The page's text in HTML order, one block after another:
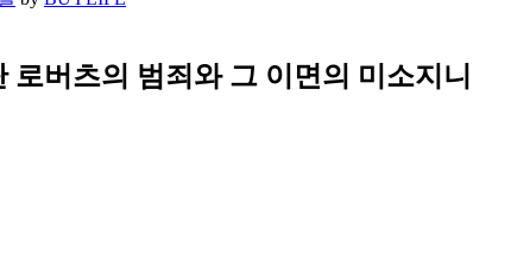
버츠의 범죄와 그 이면의 미소지니